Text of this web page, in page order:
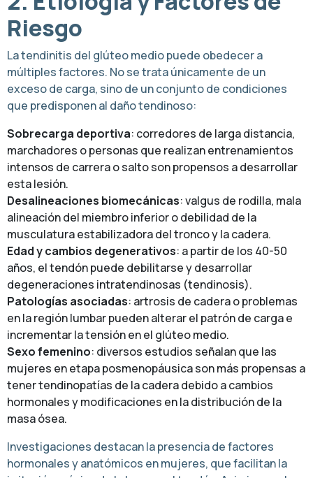
Riesgo
La tendinitis del glúteo medio puede obedecer a
múltiples factores. No se trata únicamente de un
exceso de carga, sino de un conjunto de condiciones
que predisponen al daño tendinoso:
Sobrecarga deportiva: corredores de larga distancia,
marchadores o personas que realizan entrenamientos
intensos de carrera o salto son propensos a desarrollar
esta lesión.
Desalineaciones biomecánicas: valgus de rodilla, mala
alineación del miembro inferior o debilidad de la
musculatura estabilizadora del tronco y la cadera.
Edad y cambios degenerativos: a partir de los 40-50
años, el tendón puede debilitarse y desarrollar
degeneraciones intratendinosas (tendinosis).
Patologías asociadas: artrosis de cadera o problemas
en la región lumbar pueden alterar el patrón de carga e
incrementar la tensión en el glúteo medio.
Sexo femenino: diversos estudios señalan que las
mujeres en etapa posmenopáusica son más propensas a
tener tendinopatías de la cadera debido a cambios
hormonales y modificaciones en la distribución de la
masa ósea.
Investigaciones destacan la presencia de factores
hormonales y anatómicos en mujeres, que facilitan la